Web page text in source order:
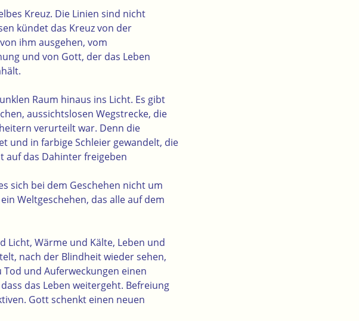
Kreuz. Die Linien sind nicht
kündet das Kreuz von der
ihm ausgehen, vom
und von Gott, der das Leben
Raum hinaus ins Licht. Es gibt
aussichtslosen Wegstrecke, die
verurteilt war. Denn die
und in farbige Schleier gewandelt, die
auf das Dahinter freigeben
sich bei dem Geschehen nicht um
Weltgeschehen, das alle auf dem
Licht, Wärme und Kälte, Leben und
nach der Blindheit wieder sehen,
und Auferweckungen einen
das Leben weitergeht. Befreiung
Gott schenkt einen neuen